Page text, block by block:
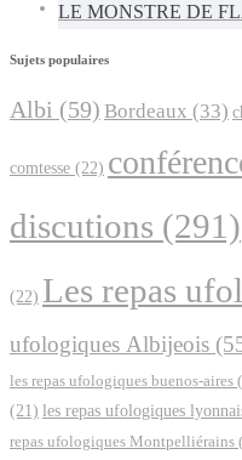
LE MONSTRE DE
Sujets populaires
Albi (59) Bordeaux (33)
comtesse (22)
discutions (291)
(22) Les repas
ufologiques Albijeois
les repas ufologiques buenos-aires
(21) les repas ufologiques
repas ufologiques Montpelliérains